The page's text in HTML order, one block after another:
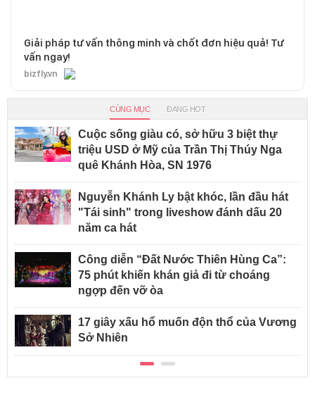
Giải pháp tư vấn thông minh và chốt đơn hiệu quả! Tư
vấn ngay!
bizfly.vn
CÙNG MỤC ĐANG HOT
Cuộc sống giàu có, sở hữu 3 biệt thự
triệu USD ở Mỹ của Trần Thị Thúy Nga
quê Khánh Hòa, SN 1976
Nguyễn Khánh Ly bật khóc, lần đầu hát
"Tái sinh" trong liveshow đánh dấu 20
năm ca hát
Công diễn “Đất Nước Thiên Hùng Ca”:
75 phút khiến khán giả đi từ choáng
ngợp đến vỡ òa
17 giây xấu hổ muốn độn thổ của Vương
Sở Nhiên